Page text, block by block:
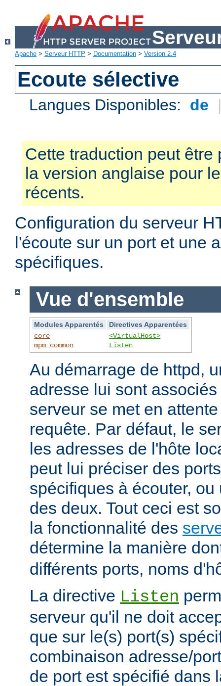
Apache > Serveur HTTP > Documentation > Version 2.4
Ecoute sélective
Langues Disponibles: de
Cette traduction peut être
la version anglaise pour
récents.
Configuration du serveur
l'écoute sur un port et une
spécifiques.
Vue d'ensemble
Modules Apparentés
Directives Apparentées
core
mpm_common
<VirtualHost>
Listen
Au démarrage de httpd,
adresse lui sont
serveur se met en
requête. Par défaut, le
les adresses de l'hôte
peut lui préciser des
spécifiques à écouter,
des deux. Tout ceci est
la fonctionnalité des
détermine la manière
différents ports, noms
La directive Listen
serveur qu'il ne doit
que sur le(s) port(s)
combinaison adresse/
de port est spécifié dans